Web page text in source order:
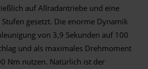
auf Allradantriebe und eine
gesetzt. Die enorme Dynamik
von 3,9 Sekunden auf 100
und als maximales Drehmoment
Nm nutzen. Natürlich ist der